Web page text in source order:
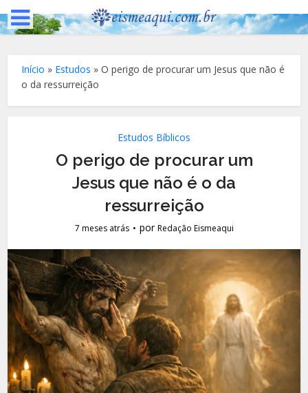
Início » Estudos »O perigo de procurar um Jesus que não é
o da ressurreição
Estudos Bíblicos
O perigo de procurar um
Jesus que não é o da
ressurreição
7 meses atrás porRedação Eismeaqui